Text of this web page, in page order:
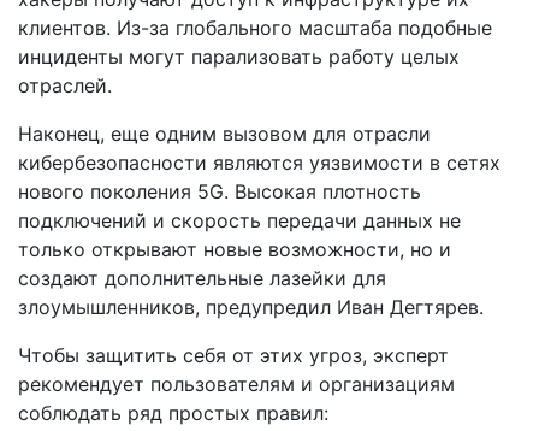
клиентов. Из-за глобального масштаба подобные
инциденты могут парализовать работу целых
отраслей.
Наконец, еще одним вызовом для отрасли
кибербезопасности являются уязвимости в сетях
нового поколения 5G. Высокая плотность
подключений и скорость передачи данных не
только открывают новые возможности, но и
создают дополнительные лазейки для
злоумышленников, предупредил Иван Дегтярев.
Чтобы защитить себя от этих угроз, эксперт
рекомендует пользователям и организациям
соблюдать ряд простых правил: